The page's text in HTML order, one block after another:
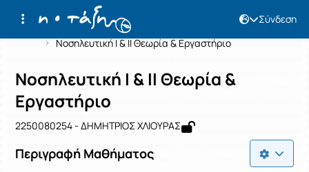
Σύνδεση
Αρχική Σελίδα
Νοσηλευτική I & II Θεωρία & Εργαστήριο
Μάθημα : Νοσηλευτική I & II Θεωρία
Κωδικός : 2250080254
Νοσηλευτική I & II Θεωρία &
Εργαστήριο
2250080254 - ΔΗΜΗΤΡΙΟΣ ΧΛΙΟΥΡΑΣ
Περιγραφή Μαθήματος